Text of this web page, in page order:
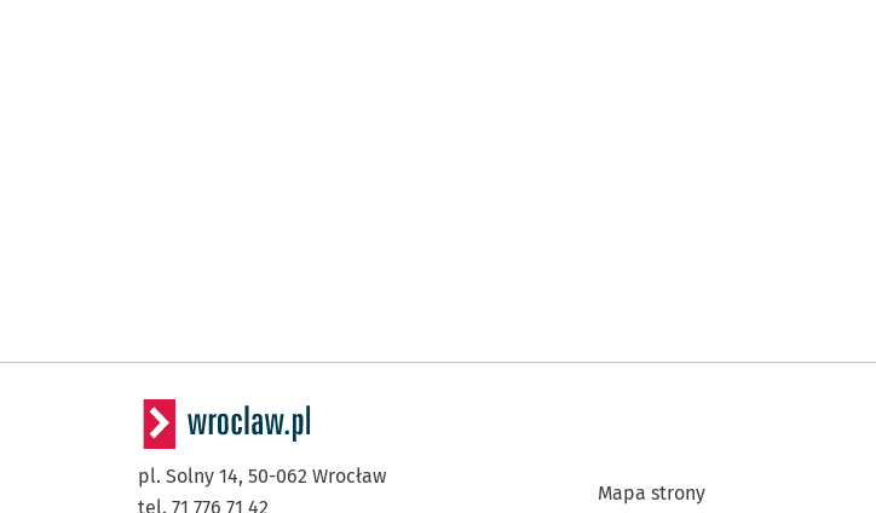
pl. Solny 14, 50-062 Wrocław
tel. 71 776 71 42
Mapa strony